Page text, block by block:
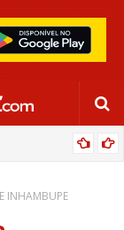
INHAMBUPE